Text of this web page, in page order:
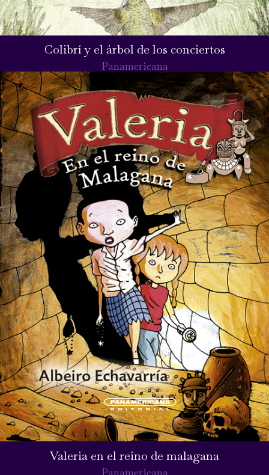
Colibrí y el árbol de los conciertos
Panamericana
Valeria en el reino de malagana
Panamericana